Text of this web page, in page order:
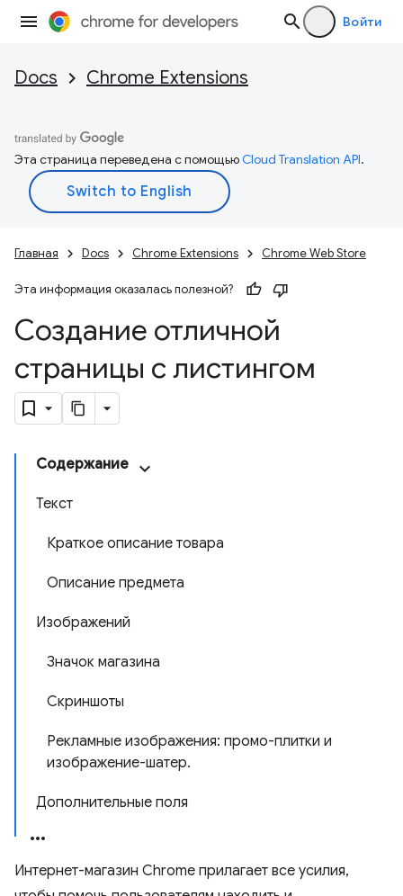
Войти
Docs Chrome Extensions
Эта страница переведена с помощьюCloud Translation API.
Главная Docs Chrome Extensions Chrome Web Store
Эта информация оказалась полезной?
Создание отличной
страницы с листингом
Содержание
Текст
Краткое описание товара
Описание предмета
Изображений
Значок магазина
Скриншоты
Рекламные изображения: промо-плитки и
изображение-шатер.
Дополнительные поля
Интернет-магазин Chrome прилагает все усилия,